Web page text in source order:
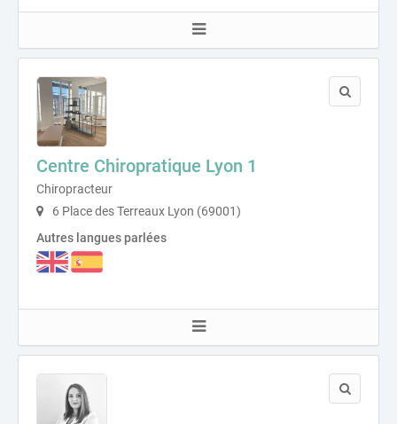
Centre Chiropratique Lyon 1
Chiropracteur
6 Place des Terreaux Lyon (69001)
Autres langues parlées